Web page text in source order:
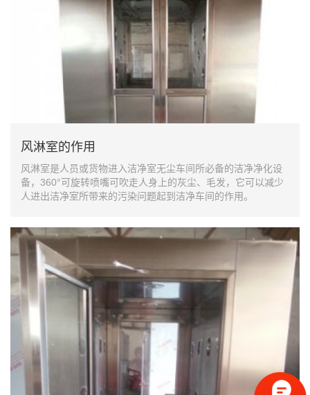
风淋室的作用
风淋室是人员或货物进入洁净室无尘车间所必备的洁净净化设
备，360°可旋转喷嘴可吹走人身上的灰尘、毛发，它可以减少
人进出洁净室所带来的污染问题起到洁净车间的作用。